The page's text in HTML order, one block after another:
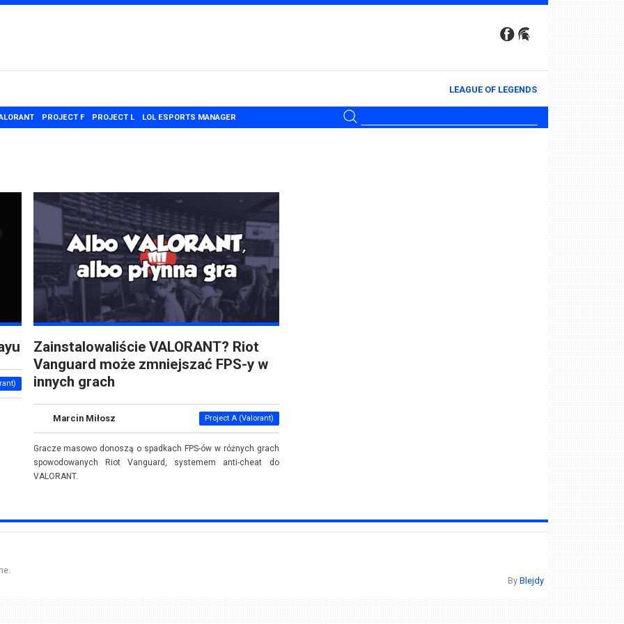
LEAGUE OF LEGENDS
PROJECT F PROJECT L LOL ESPORTS MANAGER
Zainstalowaliście VALORANT? Riot
Vanguard może zmniejszać FPS-y w
innych grach
Marcin Miłosz Project A (Valorant)
Gracze masowo donoszą o spadkach FPS-ów w różnych grach
spowodowanych Riot Vanguard, systemem anti-cheat do
VALORANT.
By Blejdy